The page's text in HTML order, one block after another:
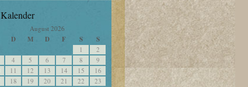
Kalender
August 2026
D M D F S S
1
2
4 5 6 7 8
9
11 12 13 14 15
16
18 19 20 21 22
23